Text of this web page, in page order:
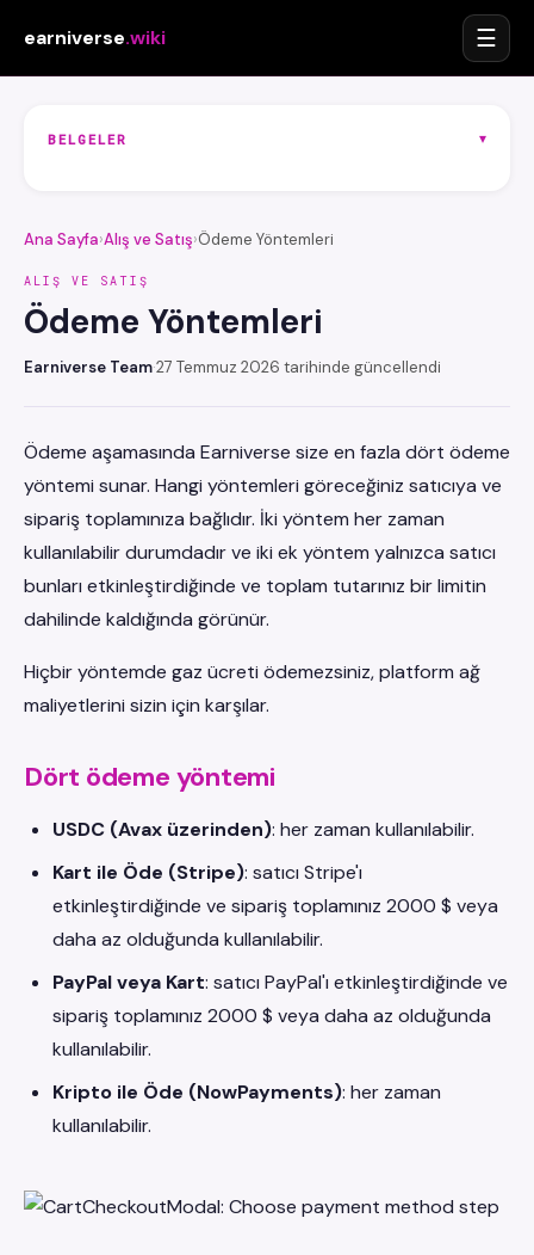
earniverse.wiki ☰
BELGELER ▾
Ana Sayfa›Alış ve Satış›Ödeme Yöntemleri
ALIŞ VE SATIŞ
Ödeme Yöntemleri
Earniverse Team·27 Temmuz 2026 tarihinde güncellendi
Ödeme aşamasında Earniverse size en fazla dört ödeme
yöntemi sunar. Hangi yöntemleri göreceğiniz satıcıya ve
sipariş toplamınıza bağlıdır. İki yöntem her zaman
kullanılabilir durumdadır ve iki ek yöntem yalnızca satıcı
bunları etkinleştirdiğinde ve toplam tutarınız bir limitin
dahilinde kaldığında görünür.
Hiçbir yöntemde gaz ücreti ödemezsiniz, platform ağ
maliyetlerini sizin için karşılar.
Dört ödeme yöntemi
USDC (Avax üzerinden): her zaman kullanılabilir.
Kart ile Öde (Stripe): satıcı Stripe'ı
etkinleştirdiğinde ve sipariş toplamınız 2000 $ veya
daha az olduğunda kullanılabilir.
PayPal veya Kart: satıcı PayPal'ı etkinleştirdiğinde ve
sipariş toplamınız 2000 $ veya daha az olduğunda
kullanılabilir.
Kripto ile Öde (NowPayments): her zaman
kullanılabilir.